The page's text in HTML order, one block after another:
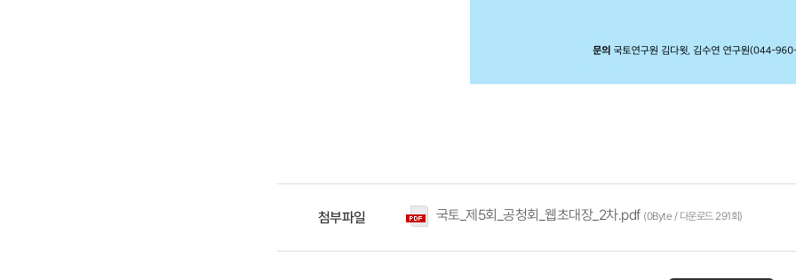
첨부파일 국토_제5회_공청회_웹초대장_2차.pdf (0Byte / 다운로드 291회)